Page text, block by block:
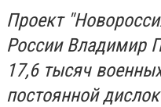
Проект
России Владимир
17,6 тысяч
постоянной